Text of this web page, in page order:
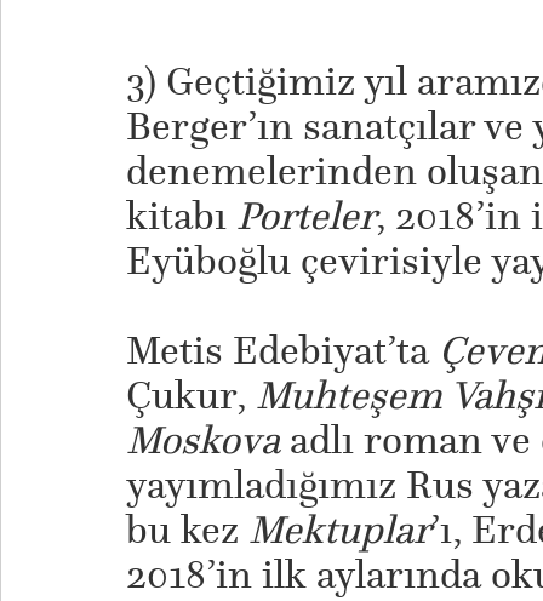
3) Geçtiğimiz yıl
Berger’ın sanatçılar
denemelerinden
kitabı Porteler,
Eyüboğlu çevirisiyle
Metis Edebiyat’ta
Çukur, Muhteşem
Moskovaadlı roman ve
yayımladığımız Rus
bu kez Mektuplar’ı,
2018’in ilk aylarında